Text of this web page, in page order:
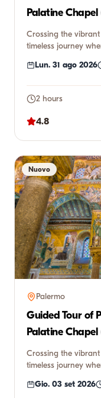
Palatine Chapel
Crossing the
timeless journey
Lun. 31 ago 2026
2 hours
4.8
Nuovo
Palermo
Guided Tour of
Palatine Chapel
Crossing the
timeless journey
Gio. 03 set 2026